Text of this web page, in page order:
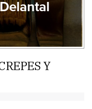
Y